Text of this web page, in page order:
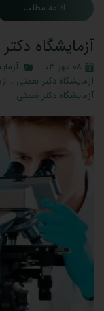
ادامه مطلب
آزمایشگاه
۰۸ مهر ۰۳
آزمایشگاه دکتر نعمتی ،
آزمایشگاه دکتر نعمتی